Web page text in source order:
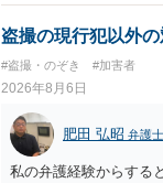
でいえば、任意取り調
ます。
盗撮の現行犯以外
#盗撮・のぞき #加害者
2026年8月6日
肥田 弘昭 弁護士
私の弁護経験からする